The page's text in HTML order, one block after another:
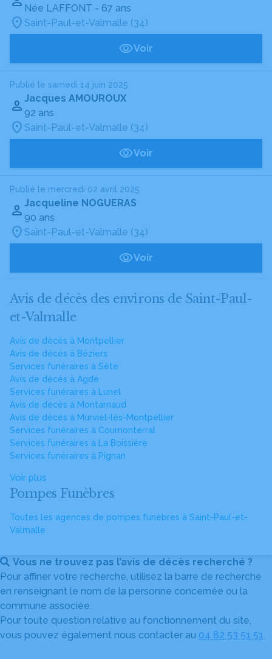
Née LAFFONT - 67 ans
Saint-Paul-et-Valmalle (34)
Voir
Publié le samedi 14 juin 2025
Jacques AMOUROUX
92 ans
Saint-Paul-et-Valmalle (34)
Voir
Publié le mercredi 02 avril 2025
Jacqueline NOGUERAS
90 ans
Saint-Paul-et-Valmalle (34)
Voir
Avis de décès des environs de Saint-Paul-
et-Valmalle
Avis de décès à Montpellier
Avis de décès à Béziers
Services funéraires à Sète
Avis de décès à Agde
Services funéraires à Lunel
Avis de décès à Montarnaud
Avis de décès à Murviel-lès-Montpellier
Services funéraires à Cournonterral
Services funéraires à La Boissière
Services funéraires à Pignan
Voir plus
Pompes Funèbres
Toutes les agences de pompes funèbres à Saint-Paul-et-
Valmalle
Vous ne trouvez pas l’avis de décès recherché ?
Pour affiner votre recherche, utilisez la barre de recherche
en renseignant le nom de la personne concernée ou la
commune associée.
Pour toute question relative au fonctionnement du site,
vous pouvez également nous contacter au 04 82 53 51 51.